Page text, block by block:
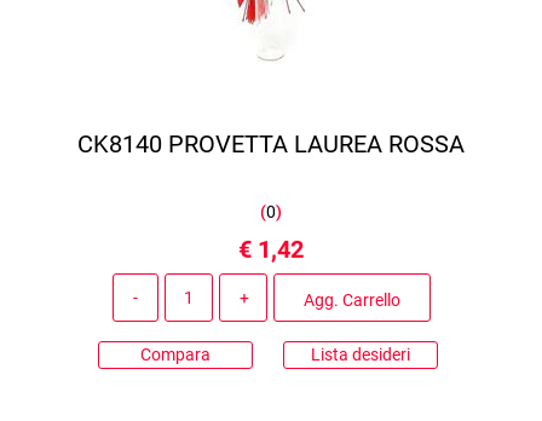
CK8140 PROVETTA LAUREA ROSSA
(0)
€ 1,42
Agg. Carrello
Compara Lista desideri